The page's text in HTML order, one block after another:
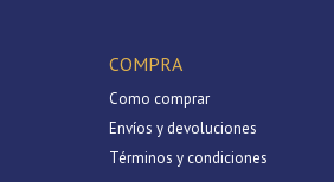
COMPRA
Como comprar
Envíos y devoluciones
Términos y condiciones